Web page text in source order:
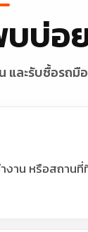
บ่อ
และรับซื้อรถมื
น หรือสถาน